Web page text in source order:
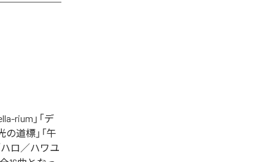
rium」「デ
の道標」「午
ハロ／ハワユ